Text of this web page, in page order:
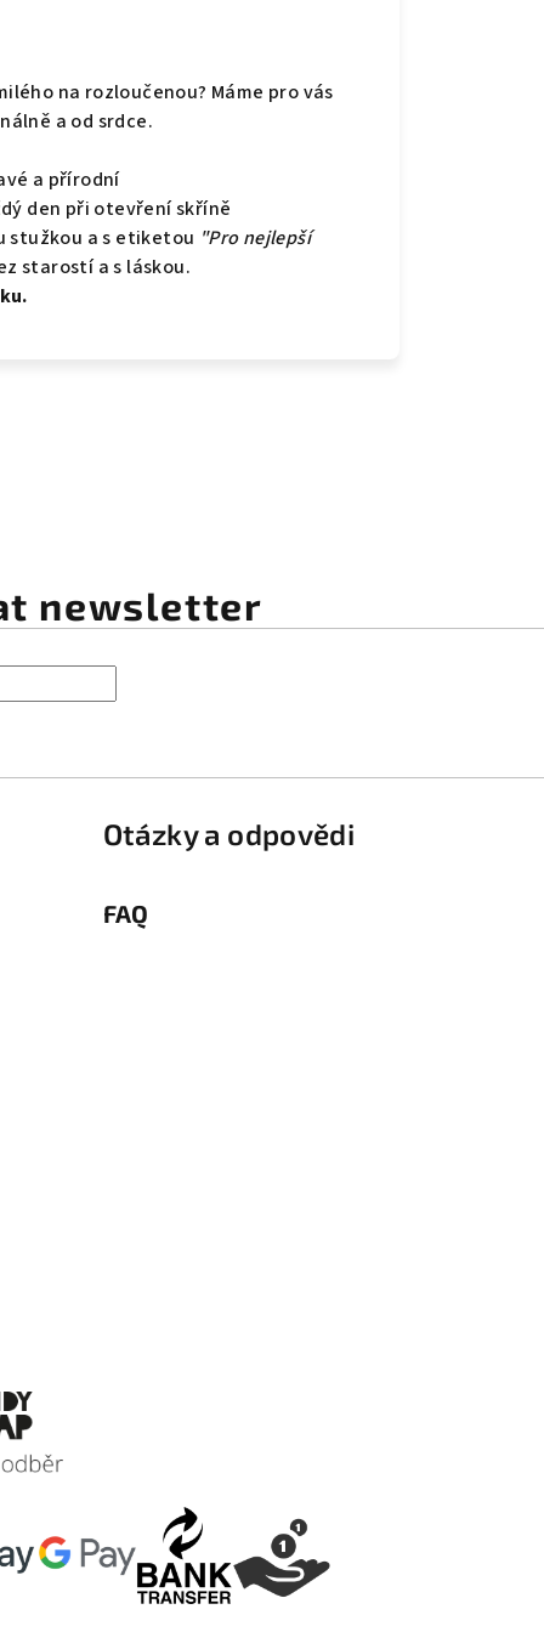
na rozloučenou? Máme pro vás
a od srdce.
a přírodní
den při otevření skříně
stužkou a s etiketou "Pro nejlepší
starostí a s láskou.
newsletter
Otázky a odpovědi
FAQ